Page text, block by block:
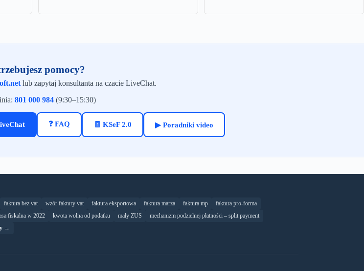
pomocy?
lub zapytaj konsultanta na czacie LiveChat.
801 000 984(9:30–15:30)
❓ FAQ 🧾 KSeF 2.0 ▶ Poradniki video
faktura bez vat wzór faktury vat faktura eksportowa faktura marza faktura mp
faktura pro-forma
fiskalna w 2022 kwota wolna od podatku mały ZUS
mechanizm podzielnej płatności – split payment
→